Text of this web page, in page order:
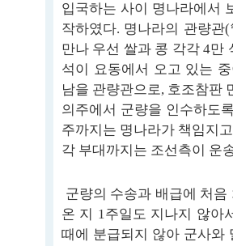
입국하는 사이 명나라에서
작하였다. 명나라의 관량
만나 우선 쌀과 콩 각각 4만
석이 요동에서 오고 있는
남을 관량관으로, 호조참판
의주에서 군량을 인수하도
주까지는 명나라가 책임지
각 부대까지는 조선측이 운
군량의 수송과 배급에 처
온 지 1주일도 지나지 않아
때에 분급되지 않아 군사와